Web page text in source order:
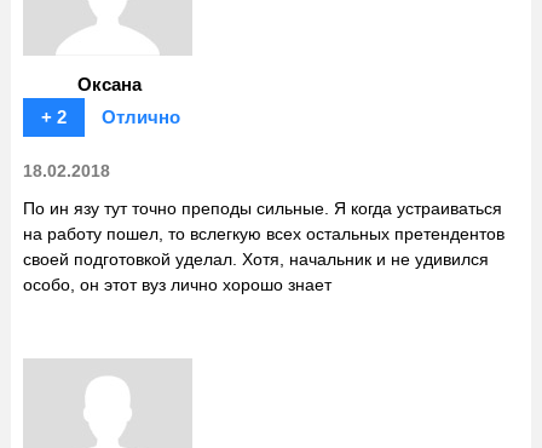
Оксана
+ 2
Отлично
18.02.2018
По ин язу тут точно преподы сильные. Я когда устраиваться
на работу пошел, то вслегкую всех остальных претендентов
своей подготовкой уделал. Хотя, начальник и не удивился
особо, он этот вуз лично хорошо знает